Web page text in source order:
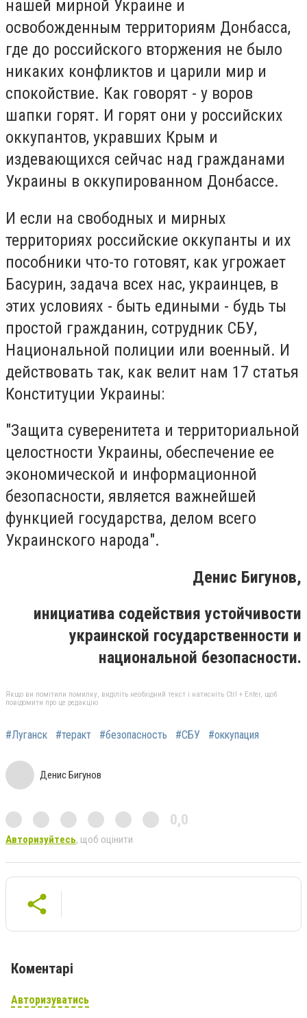
нашей мирной Украине и
освобожденным территориям Донбасса,
где до российского вторжения не было
никаких конфликтов и царили мир и
спокойствие. Как говорят - у воров
шапки горят. И горят они у российских
оккупантов, укравших Крым и
издевающихся сейчас над гражданами
Украины в оккупированном Донбассе.
И если на свободных и мирных
территориях российские оккупанты и их
пособники что-то готовят, как угрожает
Басурин, задача всех нас, украинцев, в
этих условиях - быть едиными - будь ты
простой гражданин, сотрудник СБУ,
Национальной полиции или военный. И
действовать так, как велит нам 17 статья
Конституции Украины:
"Защита суверенитета и территориальной
целостности Украины, обеспечение ее
экономической и информационной
безопасности, является важнейшей
функцией государства, делом всего
Украинского народа".
Денис Бигунов,
инициатива содействия устойчивости
украинской государственности и
национальной безопасности.
Якщо ви помітили помилку, виділіть необхідний текст і натисніть Ctrl + Enter, щоб
повідомити про це редакцію
#Луганск #теракт #безопасность #СБУ #оккупация
Денис Бигунов
0,0
Авторизуйтесь, щоб оцінити
Коментарі
Авторизуватись